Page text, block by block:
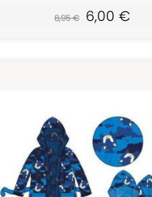
8,95 € 6,00 €